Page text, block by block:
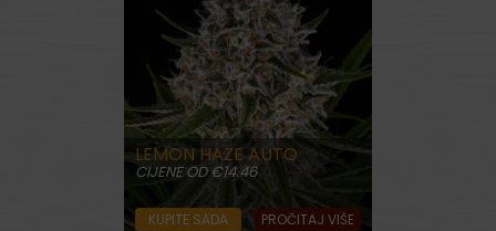
LEMON HAZE AUTO
CIJENE OD €14.46
KUPITE SADA PROČITAJ VIŠE